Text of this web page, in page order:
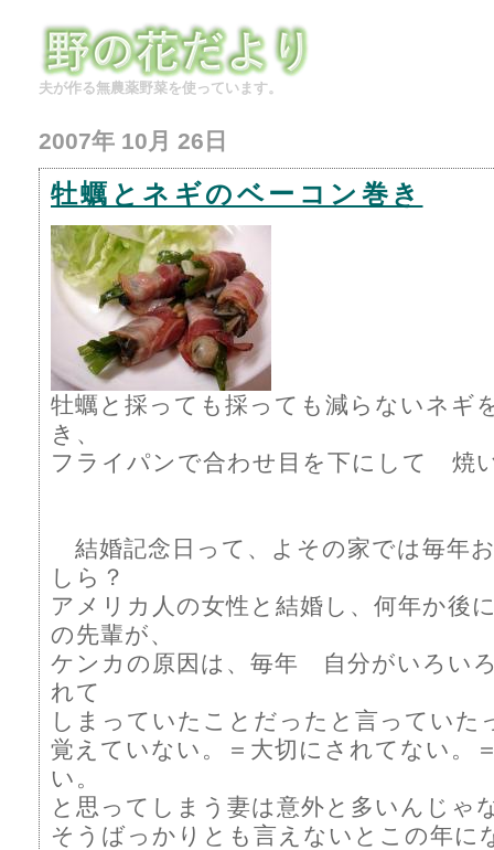
夫が作る無農薬野菜を使っています。
2007年 10月 26日
牡蠣とネギのベーコン巻き
牡蠣と採っても採っても減らないネギ
き、
フライパンで合わせ目を下にして 焼
結婚記念日って、よその家では毎年
しら？
アメリカ人の女性と結婚し、何年か後
の先輩が、
ケンカの原因は、毎年 自分がいろい
れて
しまっていたことだったと言っていた
覚えていない。＝大切にされてない。
い。
と思ってしまう妻は意外と多いんじゃ
そうばっかりとも言えないとこの年に